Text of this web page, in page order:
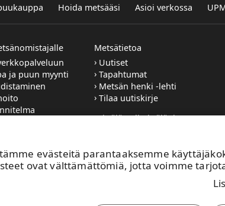
evästeitä parantaaksemme
ovat välttämättömiä, jotta voimme
Hoida metsääsi Asioi verkossa
ja puun myynti
Metsätietoa
Uutiset
Tapahtumat
Metsän henki -lehti
Tilaa uutiskirje
Yrittäjät, aliyrittäjät ja
sopimusyrittäjäksi tai töihin
UPM:n työmaille?